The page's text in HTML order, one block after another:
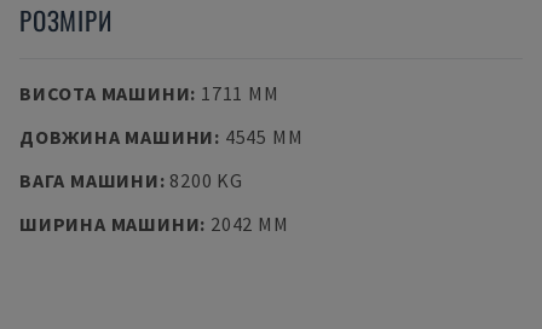
РОЗМІРИ
ВИСОТА МАШИНИ: 1711 MM
ДОВЖИНА МАШИНИ: 4545 MM
ВАГА МАШИНИ: 8200 KG
ШИРИНА МАШИНИ: 2042 MM